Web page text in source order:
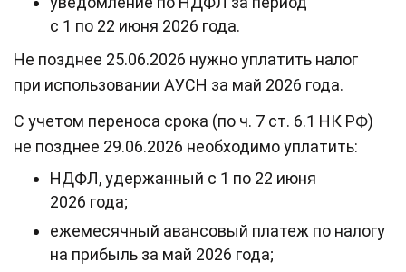
с 1 по 22 июня 2026 года.
Не позднее 25.06.2026 нужно уплатить налог
при использовании АУСН за май 2026 года.
С учетом переноса срока (по ч. 7 ст. 6.1 НК РФ)
не позднее 29.06.2026 необходимо уплатить:
НДФЛ, удержанный с 1 по 22 июня
2026 года;
ежемесячный авансовый платеж по налогу
на прибыль за май 2026 года;